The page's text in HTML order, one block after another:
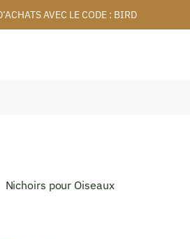
AVEC LE CODE : BIRD
Nichoirs pour Oiseaux